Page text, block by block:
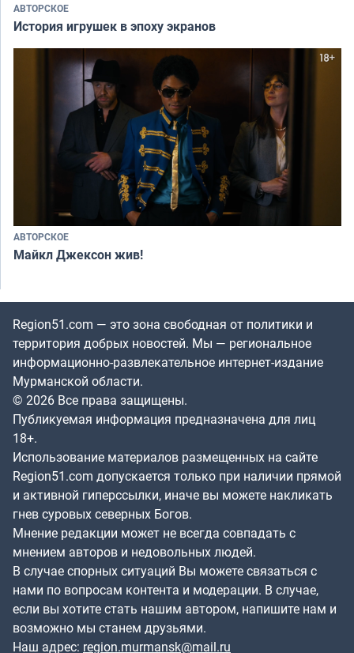
АВТОРСКОЕ
История игрушек в эпоху экранов
АВТОРСКОЕ
Майкл Джексон жив!
Region51.com — это зона свободная от политики и
территория добрых новостей. Мы — региональное
информационно-развлекательное интернет-издание
Мурманской области.
© 2026 Все права защищены.
Публикуемая информация предназначена для лиц
18+.
Использование материалов размещенных на сайте
Region51.com допускается только при наличии прямой
и активной гиперссылки, иначе вы можете накликать
гнев суровых северных Богов.
Мнение редакции может не всегда совпадать с
мнением авторов и недовольных людей.
В случае спорных ситуаций Вы можете связаться с
нами по вопросам контента и модерации. В случае,
если вы хотите стать нашим автором, напишите нам и
возможно мы станем друзьями.
Наш адрес: region.murmansk@mail.ru